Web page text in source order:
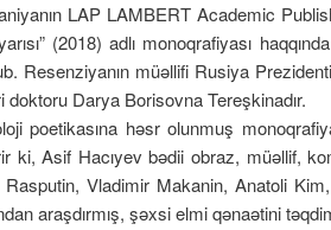
LAP LAMBERT Academic
(2018) adlı monoqrafiyası
Resenziyanın müəllifi Rusiya
Darya Borisovna Tereşkinadır.
poetikasına həsr olunmuş
ki, Asif Hacıyev bədii obraz, müəllif,
Vladimir Makanin, Anatoli
araşdırmış, şəxsi elmi qənaətini